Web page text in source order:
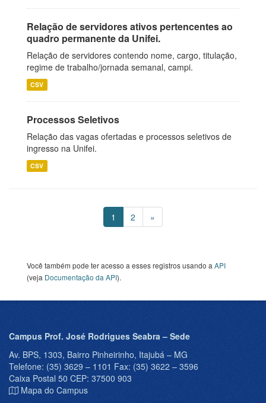
Relação de servidores ativos pertencentes ao
quadro permanente da Unifei.
Relação de servidores contendo nome, cargo, titulação,
regime de trabalho/jornada semanal, campi.
CSV
Processos Seletivos
Relação das vagas ofertadas e processos seletivos de
ingresso na Unifei.
CSV
1 2 »
Você também pode ter acesso a esses registros usando a API
(veja Documentação da API).
Campus Prof. José Rodrigues Seabra – Sede
Av. BPS, 1303, Bairro Pinheirinho, Itajubá – MG
Telefone: (35) 3629 – 1101 Fax: (35) 3622 – 3596
Caixa Postal 50 CEP: 37500 903
Mapa do Campus